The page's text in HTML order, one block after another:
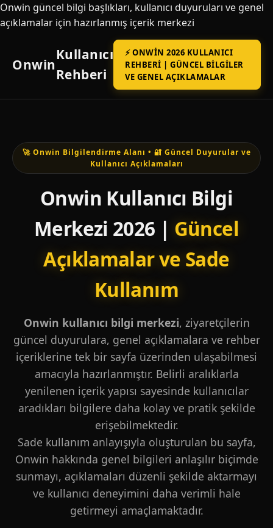
Onwin güncel bilgi başlıkları, kullanıcı duyuruları ve genel
açıklamalar için hazırlanmış içerik merkezi
Onwin
Kullanıcı
Rehberi
⚡ ONWIN 2026 KULLANICI
REHBERI | GÜNCEL BILGILER
VE GENEL AÇIKLAMALAR
🚀 Onwin Bilgilendirme Alanı • 🔐 Güncel Duyurular ve
Kullanıcı Açıklamaları
Onwin Kullanıcı Bilgi
Merkezi 2026 | Güncel
Açıklamalar ve Sade
Kullanım
Onwin kullanıcı bilgi merkezi, ziyaretçilerin
güncel duyurulara, genel açıklamalara ve rehber
içeriklerine tek bir sayfa üzerinden ulaşabilmesi
amacıyla hazırlanmıştır. Belirli aralıklarla
yenilenen içerik yapısı sayesinde kullanıcılar
aradıkları bilgilere daha kolay ve pratik şekilde
erişebilmektedir.
Sade kullanım anlayışıyla oluşturulan bu sayfa,
Onwin hakkında genel bilgileri anlaşılır biçimde
sunmayı, açıklamaları düzenli şekilde aktarmayı
ve kullanıcı deneyimini daha verimli hale
getirmeyi amaçlamaktadır.